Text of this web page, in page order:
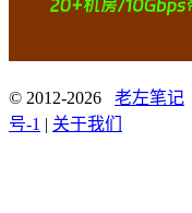
© 2012-2026 老左笔记
号-1 | 关于我们